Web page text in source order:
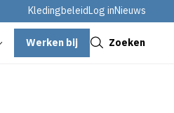
KledingbeleidLog inNieuws
Werken bij Zoeken
Sluiten